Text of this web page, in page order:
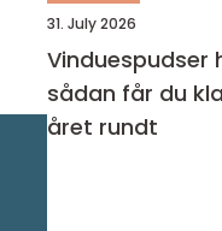
31. July 2026
Vinduespudser
sådan får du
året rundt